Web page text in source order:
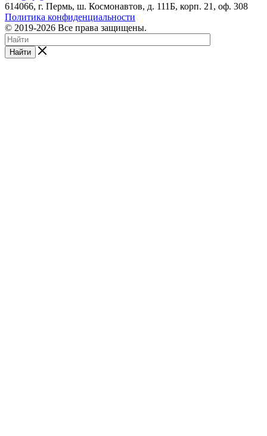
614066, г. Пермь, ш. Космонавтов, д. 111Б, корп. 21, оф. 308
Политика конфиденциальности
© 2019-2026 Все права защищены.
Найти